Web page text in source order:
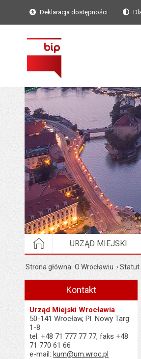
Deklaracja dostępności
STRONA GŁÓWNA
URZĄD MIEJSKI
Strona główna O Wrocławiu Statut
Kontakt
Urząd Miejski Wrocławia
50-141 Wrocław, Pl. Nowy Targ
1-8
tel. +48 71 777 77 77, faks +48
71 770 61 66
e-mail:kum@um.wroc.pl